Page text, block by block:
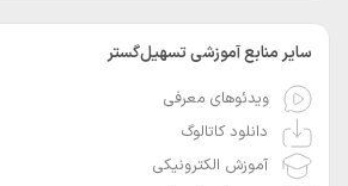
سایر منابع آموزشی تسهیل‌گستر
ویدئوهای معرفی
دانلود کاتالوگ
آموزش الکترونیکی